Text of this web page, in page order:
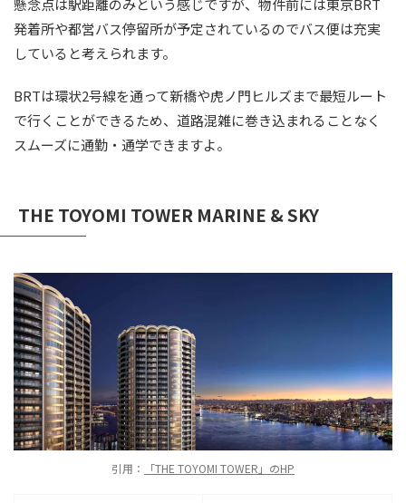
懸念点は駅距離のみという感じですが、物件前には東京BRT
発着所や都営バス停留所が予定されているのでバス便は充実
していると考えられます。
BRTは環状2号線を通って新橋や虎ノ門ヒルズまで最短ルート
で行くことができるため、道路混雑に巻き込まれることなく
スムーズに通勤・通学できますよ。
THE TOYOMI TOWER MARINE & SKY
引用： 「THE TOYOMI TOWER」のHP